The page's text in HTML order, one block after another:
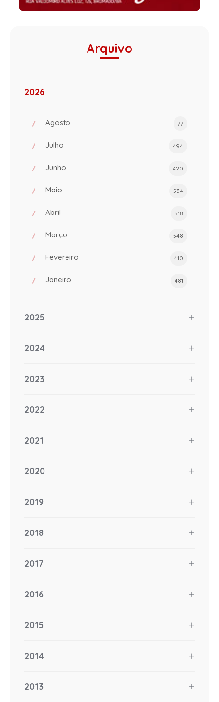
Arquivo
2026
Agosto 77
Julho 494
Junho 420
Maio 534
Abril 518
Março 548
Fevereiro 410
Janeiro 481
2025
2024
2023
2022
2021
2020
2019
2018
2017
2016
2015
2014
2013